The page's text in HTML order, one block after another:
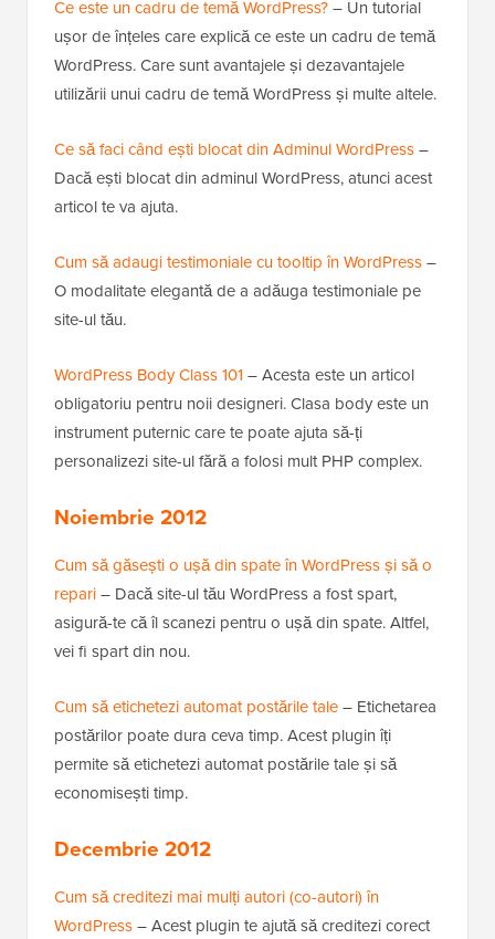
Ce este un cadru de temă WordPress?– Un tutorial
ușor de înțeles care explică ce este un cadru de temă
WordPress. Care sunt avantajele și dezavantajele
utilizării unui cadru de temă WordPress și multe altele.
Ce să faci când ești blocat din Adminul WordPress–
Dacă ești blocat din adminul WordPress, atunci acest
articol te va ajuta.
Cum să adaugi testimoniale cu tooltip în WordPress–
O modalitate elegantă de a adăuga testimoniale pe
site-ul tău.
WordPress Body Class 101 – Acesta este un articol
obligatoriu pentru noii designeri. Clasa body este un
instrument puternic care te poate ajuta să-ți
personalizezi site-ul fără a folosi mult PHP complex.
Noiembrie 2012
Cum să găsești o ușă din spate în WordPress și să o
repari– Dacă site-ul tău WordPress a fost spart,
asigură-te că îl scanezi pentru o ușă din spate. Altfel,
vei fi spart din nou.
Cum să etichetezi automat postările tale– Etichetarea
postărilor poate dura ceva timp. Acest plugin îți
permite să etichetezi automat postările tale și să
economisești timp.
Decembrie 2012
Cum să creditezi mai mulți autori (co-autori) în
WordPress– Acest plugin te ajută să creditezi corect